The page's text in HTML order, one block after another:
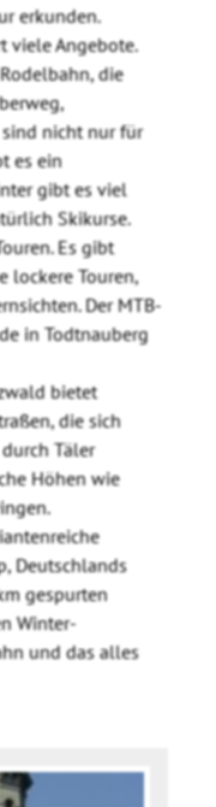
erkunden.
viele Angebote.
die
nicht nur für
es ein
gibt es viel
Skikurse.
Es gibt
lockere Touren,
Der MTB-
in Todtnauberg
bietet
die sich
Täler
Höhen wie
Deutschlands
gespurten
Winter-
und das alles